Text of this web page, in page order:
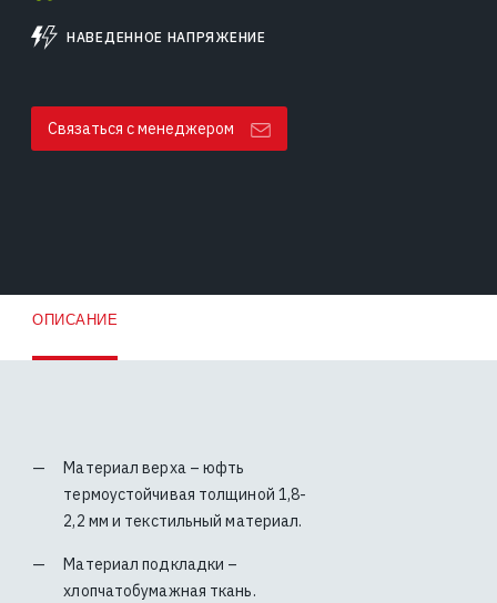
НАВЕДЕННОЕ НАПРЯЖЕНИЕ
Связаться с менеджером
ОПИСАНИЕ
Материал верха – юфть
термоустойчивая толщиной 1,8-
2,2 мм и текстильный материал.
Материал подкладки –
хлопчатобумажная ткань.